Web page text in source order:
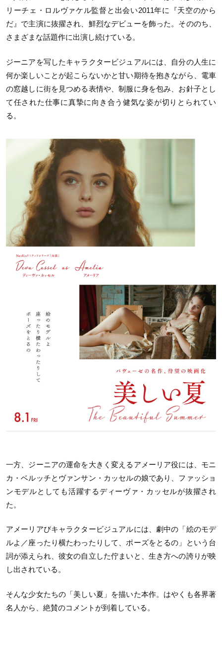
リーチェ・ロルヴァケル監督と出会い2011年に『天空のから
だ』で主演に抜擢され、鮮烈なデビューを飾った。そののち、
さまざまな話題作に出演し続けている。
ジーニアを写したキャラクタービジュアルには、自分の人生に
何か楽しいことが起こらないかと甘い期待を抱きながら、電車
の窓越しに街を見つめる表情や、制服に身を包み、お針子とし
て任された仕事に真摯に向き合う健気な姿が切りとられてい
る。
一方、ジーニアの運命を大きく変えるアメーリア役には、モニ
カ・ベルッチとヴァンサン・カッセルの娘であり、ファッショ
ンモデルとしても活躍するディーヴァ・カッセルが抜擢され
た。
アメーリアびキャラクタービジュアルには、劇中の「絵のモデ
ルよ／座ったり横たわったりして、ポーズをとるの」という台
詞が添えられ、彼女の自立した佇まいと、生き方への誇りが映
し出されている。
そんな少女たちの「美しい夏」を描いた本作。はやくも各界著
名人から、絶賛のコメントが到着している。